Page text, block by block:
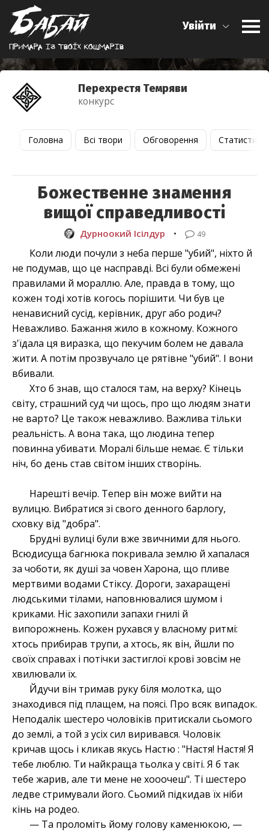
Примара iз твоїх кошмарiв
Увійти
Перехрестя Темряви
конкурс
Головна Всі твори Обговорення Статистика
Божественне знамення
вищої справедливості
Дурноокий Ісілдур • 49
Коли люди почули з неба перше "убий", ніхто й
не подумав, що це насправді. Всі були обмежені
правилами й мораллю. Але, правда в тому, що
кожен тоді хотів когось порішити. Чи був це
ненависний сусід, керівник, друг або родич?
Неважливо. Бажання жило в кожному. Кожного
з'їдала ця виразка, що пекучим болем не давала
жити. А потім прозвучало це рятівне "убий". І вони
вбивали.
Хто б знав, що сталося там, на верху? Кінець
світу, страшний суд чи щось, про що людям знати
не варто? Це також неважливо. Важлива тільки
реальність. А вона така, що людина тепер
повинна убивати. Моралі більше немає. Є тільки
ніч, бо день став світом інших створінь.
Нарешті вечір. Тепер він може вийти на
вулицю. Вибратися зі свого денного барлогу,
сховку від "добра".
Брудні вулиці були вже звичними для нього.
Всюдисуща багнюка покривала землю й хапалася
за чоботи, як душі за човен Харона, що пливе
мертвими водами Стіксу. Дороги, захаращені
людськими тілами, наповнювалися шумом і
криками. Ніс захопили запахи гнилі й
випорожнень. Кожен рухався у власному ритмі:
хтось прибирав трупи, а хтось, як він, йшли по
своїх справах і потічки застиглої крові зовсім не
хвилювали їх.
Йдучи він тримав руку біля молотка, що
знаходився під плащем, на поясі. Про всяк випадок.
Неподалік шестеро чоловіків притискали сьомого
до землі, а той з усіх сил виривався. Чоловік
кричав щось і кликав якусь Настю : "Настя! Настя! Я
тебе люблю. Ти найкраща тьолка у світі. Я б так
тебе жарив, але ти мене не хооочеш". Ті шестеро
ледве стримували його. Сьомий підкидав їх ніби
кінь на родео.
— Та проломіть йому голову каменюкою, —